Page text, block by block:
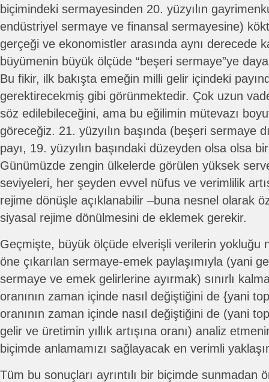
biçimindeki sermayesinden 20. yüzyılın
endüstriyel sermaye ve finansal sermayesine)
gerçeği ve ekonomistler arasında aynı derecede
büyümenin büyük ölçüde “beşeri sermaye”ye
Bu fikir, ilk bakışta emeğin milli gelir içindeki
gerektirecekmiş gibi görünmektedir. Çok uzun
söz edilebileceğini, ama bu eğilimin mütevazı
göreceğiz. 21. yüzyılın başında (beşeri sermaye
payı, 19. yüzyılın başındaki düzeyden olsa olsa
Günümüzde zengin ülkelerde görülen yüksek
seviyeleri, her şeyden evvel nüfus ve verimlilik
rejime dönüşle açıklanabilir –buna nesnel olarak
siyasal rejime dönülmesini de eklemek gerekir.
Geçmişte, büyük ölçüde elverişli verilerin yokluğu
öne çıkarılan sermaye-emek paylaşımıyla (yani
sermaye ve emek gelirlerine ayırmak) sınırlı
oranının zaman içinde nasıl değiştiğini de {yani
oranının zaman içinde nasıl değiştiğini de (yani
gelir ve üretimin yıllık artışına oranı) analiz
biçimde anlamamızı sağlayacak en verimli
Tüm bu sonuçları ayrıntılı bir biçimde sunmadan